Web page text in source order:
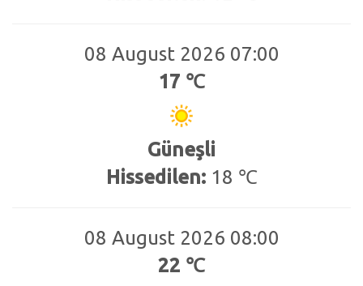
08 August 2026 07:00
17 ℃
Güneşli
Hissedilen:18 ℃
08 August 2026 08:00
22 ℃